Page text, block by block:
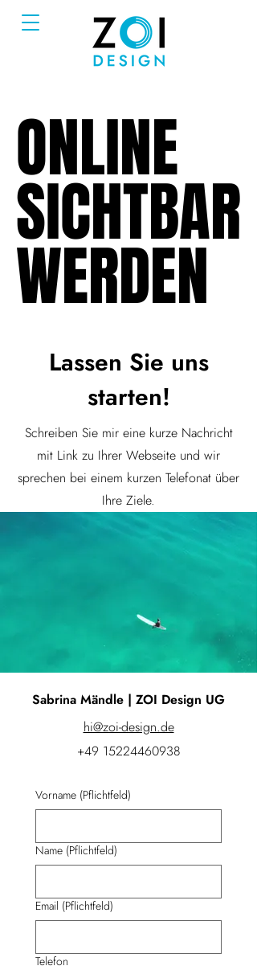
ONLINE
SICHTBAR
WERDEN
ONLINE
SICHTBAR
WERDEN
Lassen Sie uns
starten!
Schreiben Sie mir eine kurze Nachricht
mit Link zu Ihrer Webseite und wir
sprechen bei einem kurzen Telefonat über
Ihre Ziele.
Sabrina Mändle | ZOI Design UG
hi@zoi-design.de
+49 15224460938
Vorname (Pflichtfeld)
Name (Pflichtfeld)
Email (Pflichtfeld)
Telefon